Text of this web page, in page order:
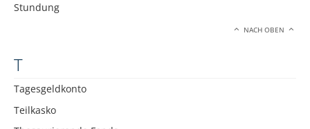
Stundung
NACH OBEN
T
Tagesgeldkonto
Teilkasko